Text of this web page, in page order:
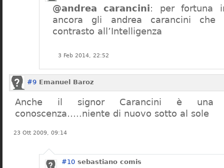
@andrea carancini: per fortuna
ancora gli andrea carancini
contrasto all’Intelligenza
3 Feb 2014, 22:52
#9 Emanuel Baroz
Anche il signor Carancini è una
conoscenza…..niente di nuovo sotto al sole
23 Ott 2009, 09:14
#10 sebastiano comis